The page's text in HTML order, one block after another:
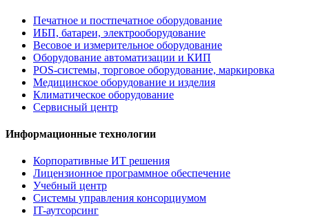
Печатное и постпечатное оборудование
ИБП, батареи, электрооборудование
Весовое и измерительное оборудование
Оборудование автоматизации и КИП
POS-системы, торговое оборудование, маркировка
Медицинское оборудование и изделия
Климатическое оборудование
Сервисный центр
Информационные технологии
Корпоративные ИТ решения
Лицензионное программное обеспечение
Учебный центр
Системы управления консорциумом
IT-аутсорсинг